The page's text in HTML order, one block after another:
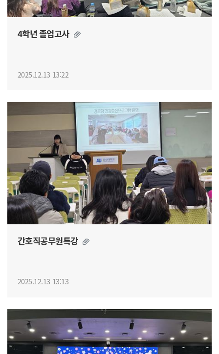
4학년 졸업고사
2025.12.13 13:22
간호직공무원특강
2025.12.13 13:13